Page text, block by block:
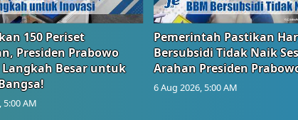
150 Periset
Presiden Prabowo
Besar untuk
5:00 AM
Pemerintah Pastikan
Bersubsidi Tidak Naik
Arahan Presiden
6 Aug 2026, 5:00 AM